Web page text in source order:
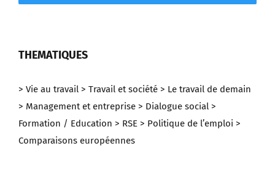
THEMATIQUES
> Vie au travail > Travail et société > Le travail de demain
> Management et entreprise > Dialogue social >
Formation / Education > RSE > Politique de l’emploi >
Comparaisons européennes